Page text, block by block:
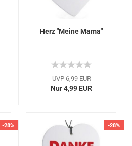
Herz "Meine Mama"
UVP 6,99 EUR
Nur 4,99 EUR
-28% -28%